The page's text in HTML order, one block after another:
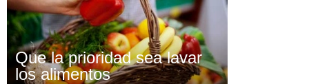
Que la prioridad sea lavar
los alimentos